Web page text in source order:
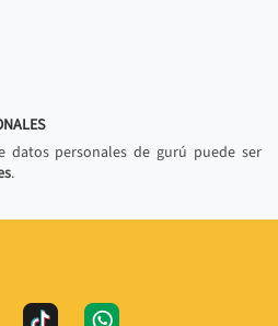
personales de gurú puede ser
.